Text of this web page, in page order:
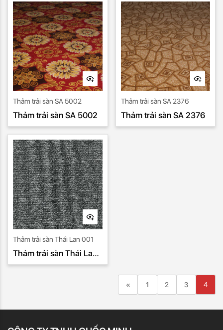
Thảm trải sàn SA 5002
Thảm trải sàn SA 5002
Thảm trải sàn SA 2376
Thảm trải sàn SA 2376
Thảm trải sàn Thái Lan 001
Thảm trải sàn Thái Lan
001
« Previous
1 2 3 4